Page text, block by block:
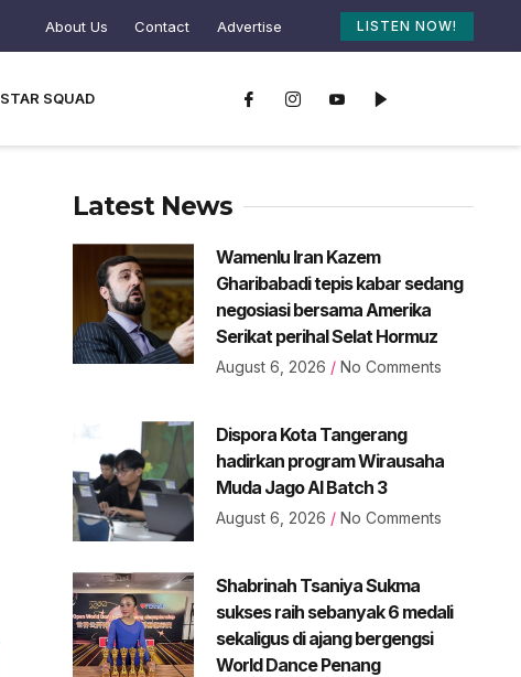
About Us Contact Advertise LISTEN NOW!
STAR SQUAD
Latest News
Wamenlu Iran Kazem
Gharibabadi tepis kabar sedang
negosiasi bersama Amerika
Serikat perihal Selat Hormuz
August 6, 2026 No Comments
Dispora Kota Tangerang
hadirkan program Wirausaha
Muda Jago AI Batch 3
August 6, 2026 No Comments
Shabrinah Tsaniya Sukma
sukses raih sebanyak 6 medali
sekaligus di ajang bergengsi
World Dance Penang